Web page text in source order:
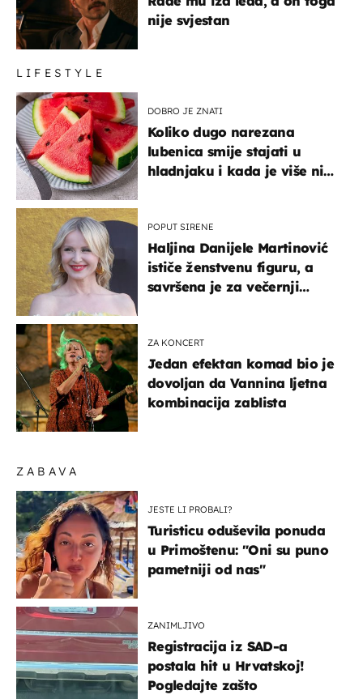
ZABAVA
JESTE LI PROBALI?
Turisticu oduševila ponuda
u Primoštenu: "Oni su puno
pametniji od nas"
ZANIMLJIVO
Registracija iz SAD-a
postala hit u Hrvatskoj!
Pogledajte zašto
nije svjestan
LIFESTYLE
DOBRO JE ZNATI
Koliko dugo narezana
lubenica smije stajati u
hladnjaku i kada je više nije
POPUT SIRENE
Haljina Danijele Martinović
ističe ženstvenu figuru, a
savršena je za večernji
ZA KONCERT
Jedan efektan komad bio je
dovoljan da Vannina ljetna
kombinacija zablista